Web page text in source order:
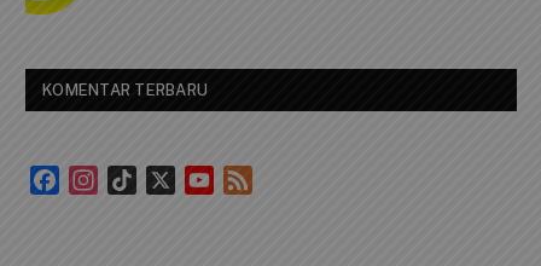
KOMENTAR TERBARU
FacebookInstagram
TikTok
YouTube